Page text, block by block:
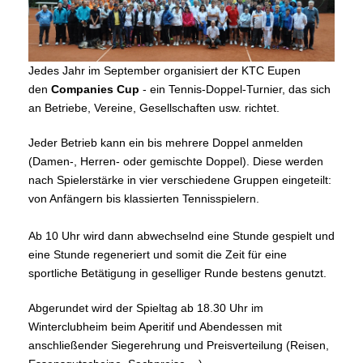
Jedes Jahr im September organisiert der KTC Eupen
den Companies Cup - ein Tennis-Doppel-Turnier, das sich
an Betriebe, Vereine, Gesellschaften usw. richtet.
Jeder Betrieb kann ein bis mehrere Doppel anmelden
(Damen-, Herren- oder gemischte Doppel). Diese werden
nach Spielerstärke in vier verschiedene Gruppen eingeteilt:
von Anfängern bis klassierten Tennisspielern.
Ab 10 Uhr wird dann abwechselnd eine Stunde gespielt und
eine Stunde regeneriert und somit die Zeit für eine
sportliche Betätigung in geselliger Runde bestens genutzt.
Abgerundet wird der Spieltag ab 18.30 Uhr im
Winterclubheim beim Aperitif und Abendessen mit
anschließender Siegerehrung und Preisverteilung (Reisen,